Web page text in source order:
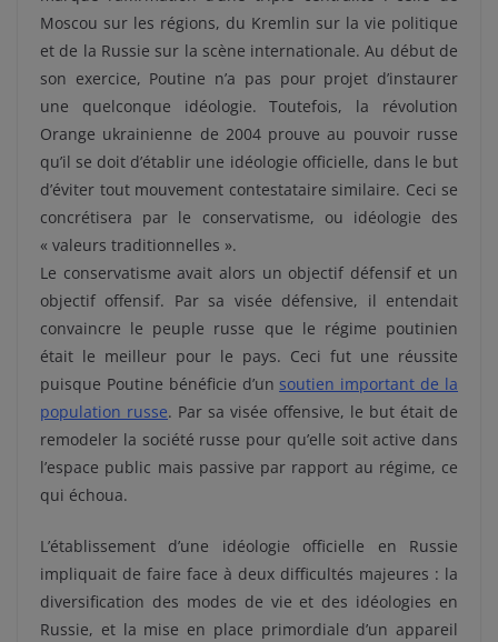
Moscou sur les régions, du Kremlin sur la vie politique
et de la Russie sur la scène internationale. Au début de
son exercice, Poutine n’a pas pour projet d’instaurer
une quelconque idéologie. Toutefois, la révolution
Orange ukrainienne de 2004 prouve au pouvoir russe
qu’il se doit d’établir une idéologie officielle, dans le but
d’éviter tout mouvement contestataire similaire. Ceci se
concrétisera par le conservatisme, ou idéologie des
« valeurs traditionnelles ».
Le conservatisme avait alors un objectif défensif et un
objectif offensif. Par sa visée défensive, il entendait
convaincre le peuple russe que le régime poutinien
était le meilleur pour le pays. Ceci fut une réussite
puisque Poutine bénéficie d’un soutien important de la
population russe. Par sa visée offensive, le but était de
remodeler la société russe pour qu’elle soit active dans
l’espace public mais passive par rapport au régime, ce
qui échoua.
L’établissement d’une idéologie officielle en Russie
impliquait de faire face à deux difficultés majeures : la
diversification des modes de vie et des idéologies en
Russie, et la mise en place primordiale d’un appareil